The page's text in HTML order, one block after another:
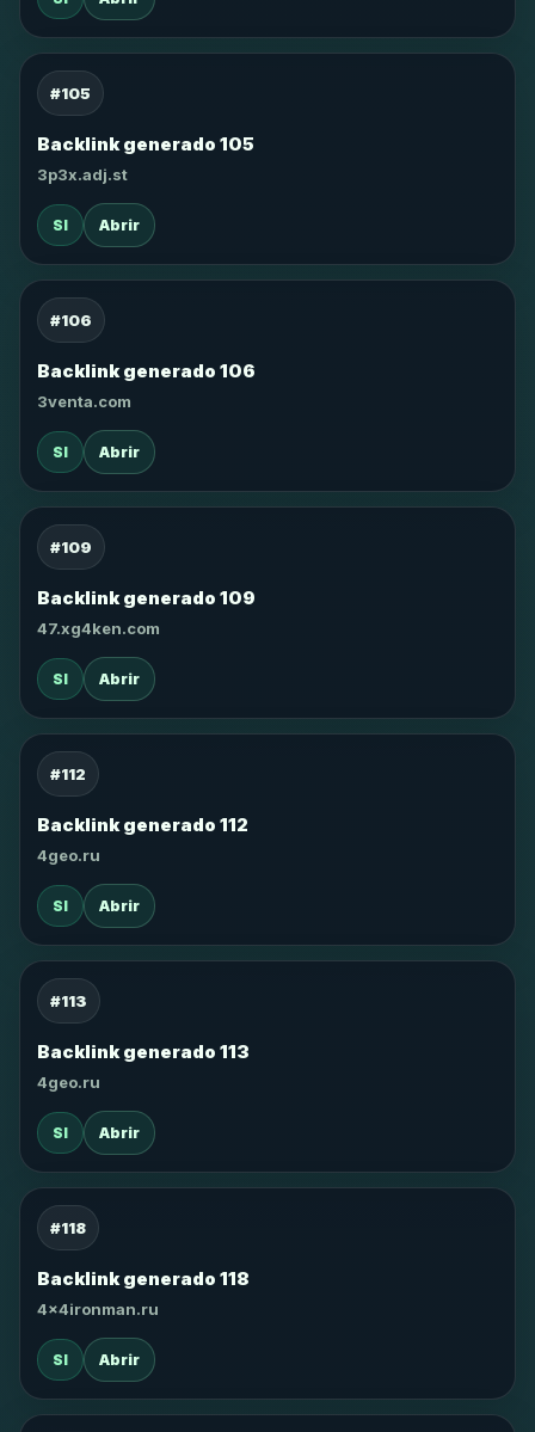
#105
Backlink generado 105
3p3x.adj.st
SI Abrir
#106
Backlink generado 106
3venta.com
SI Abrir
#109
Backlink generado 109
47.xg4ken.com
SI Abrir
#112
Backlink generado 112
4geo.ru
SI Abrir
#113
Backlink generado 113
4geo.ru
SI Abrir
#118
Backlink generado 118
4x4ironman.ru
SI Abrir